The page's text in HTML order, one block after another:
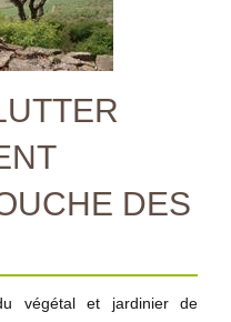
DES
végétal et jardinier de